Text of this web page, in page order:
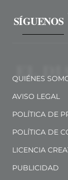
SÍGUENOS
QUIÉNES
AVISO LEGAL
POLÍTICA DE
POLÍTICA DE
LICENCIA
PUBLICIDAD